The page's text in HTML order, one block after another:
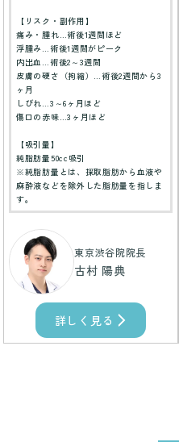
【リスク・副作用】
痛み・腫れ…術後1週間ほど
浮腫み…術後1週間がピーク
内出血…術後2～3週間
皮膚の硬さ（拘縮）…術後2週間から3
ヶ月
しびれ…3～6ヶ月ほど
傷口の赤味…3ヶ月ほど
【吸引量】
純脂肪量50cc吸引
※純脂肪量とは、採取脂肪から血液や
麻酔液などを除外した脂肪量を指しま
す。
東京渋谷院院長
古村 陽典
詳しく見る